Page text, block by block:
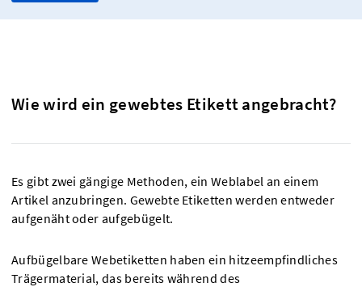
Wie wird ein gewebtes Etikett angebracht?
Es gibt zwei gängige Methoden, ein Weblabel an einem
Artikel anzubringen. Gewebte Etiketten werden entweder
aufgenäht oder aufgebügelt.
Aufbügelbare Webetiketten haben ein hitzeempfindliches
Trägermaterial, das bereits während des